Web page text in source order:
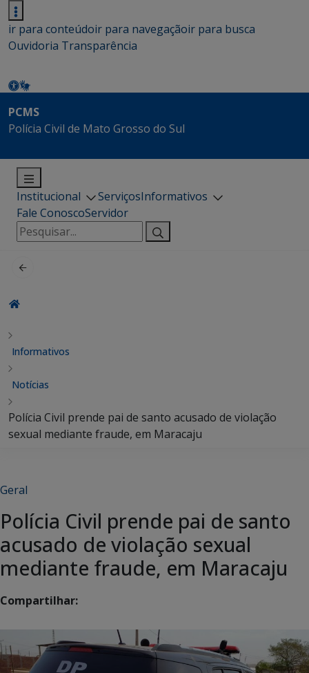
ir para conteúdoir para navegaçãoir para busca
Ouvidoria Transparência
PCMS
Polícia Civil de Mato Grosso do Sul
Institucional ServiçosInformativos
Fale ConoscoServidor
Pesquisar
por:
Informativos
Notícias
Polícia Civil prende pai de santo acusado de violação
sexual mediante fraude, em Maracaju
Geral
Polícia Civil prende pai de santo
acusado de violação sexual
mediante fraude, em Maracaju
Compartilhar: